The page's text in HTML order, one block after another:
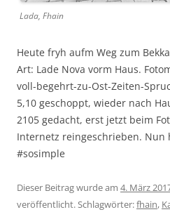
Lada, Fhain
Heute fryh aufm Weg zum
Art: Lade Nova vorm Haus.
voll-begehrt-zu-Ost-Zeiten-
5,10 geschoppt, wieder nach
2105 gedacht, erst jetzt beim
Internetz reingeschrieben. Nun
#sosimple
Dieser Beitrag wurde am 4. März
veröffentlicht. Schlagwörter:fhain,